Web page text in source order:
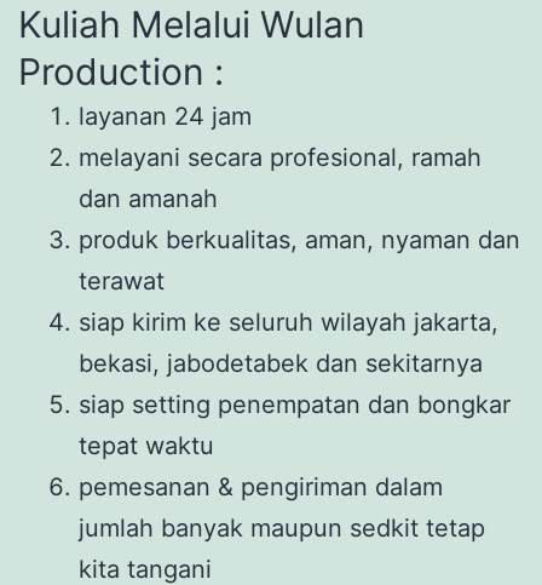
Kuliah Melalui Wulan
Production :
layanan 24 jam
melayani secara profesional, ramah
dan amanah
produk berkualitas, aman, nyaman dan
terawat
siap kirim ke seluruh wilayah jakarta,
bekasi, jabodetabek dan sekitarnya
siap setting penempatan dan bongkar
tepat waktu
pemesanan & pengiriman dalam
jumlah banyak maupun sedkit tetap
kita tangani